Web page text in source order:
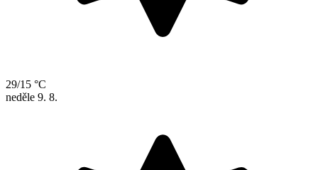
29/15 °C
neděle 9. 8.